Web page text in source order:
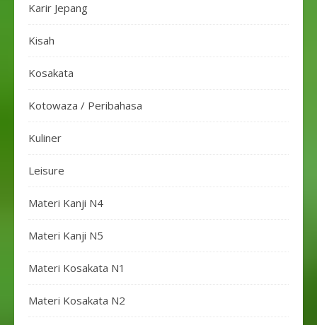
Karir Jepang
Kisah
Kosakata
Kotowaza / Peribahasa
Kuliner
Leisure
Materi Kanji N4
Materi Kanji N5
Materi Kosakata N1
Materi Kosakata N2